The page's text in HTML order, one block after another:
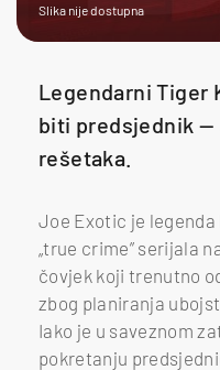
Slika nije dostupna
Legendarni Tiger
biti predsjednik —
rešetaka.
Joe Exotic je
„true crime” serijala
čovjek koji trenutno
zbog planiranja
Iako je u saveznom
pokretanju